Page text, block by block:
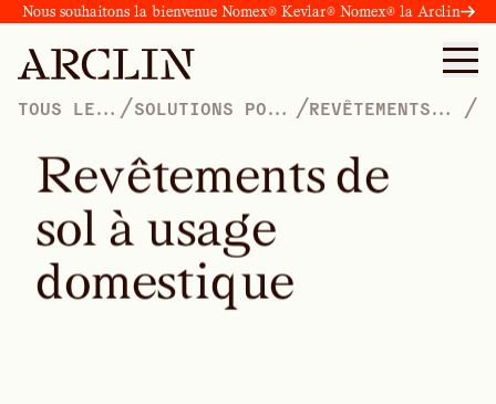
Nous souhaitons la bienvenue Nomex® Kevlar® Nomex® la Arclin
TOUS LES
/SOLUTIONS POUR /REVÊTEMENTS
/
Revêtements de
sol à usage
domestique